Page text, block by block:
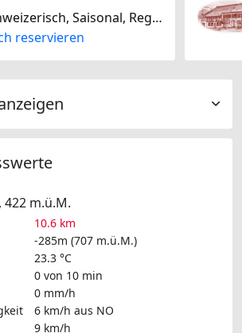
Schweizerisch, Saisonal, Regional
reservieren
m.ü.M.
10.6 km
-285m (707 m.ü.M.)
23.3 °C
0 von 10 min
0 mm/h
6 km/h aus NO
9 km/h